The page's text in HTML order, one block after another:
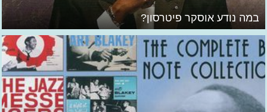
במה נודע אוסקר פיטרסון?